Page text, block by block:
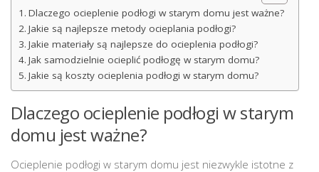
Dlaczego ocieplenie podłogi w starym domu jest ważne?
Jakie są najlepsze metody ocieplania podłogi?
Jakie materiały są najlepsze do ocieplenia podłogi?
Jak samodzielnie ocieplić podłogę w starym domu?
Jakie są koszty ocieplenia podłogi w starym domu?
Dlaczego ocieplenie podłogi w starym
domu jest ważne?
Ocieplenie podłogi w starym domu jest niezwykle istotne z